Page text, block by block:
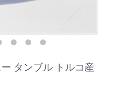
タンブル トルコ産